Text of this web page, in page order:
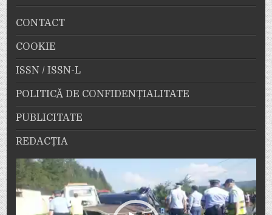
CONTACT
COOKIE
ISSN / ISSN-L
POLITICĂ DE CONFIDENȚIALITATE
PUBLICITATE
REDACȚIA
Player
video